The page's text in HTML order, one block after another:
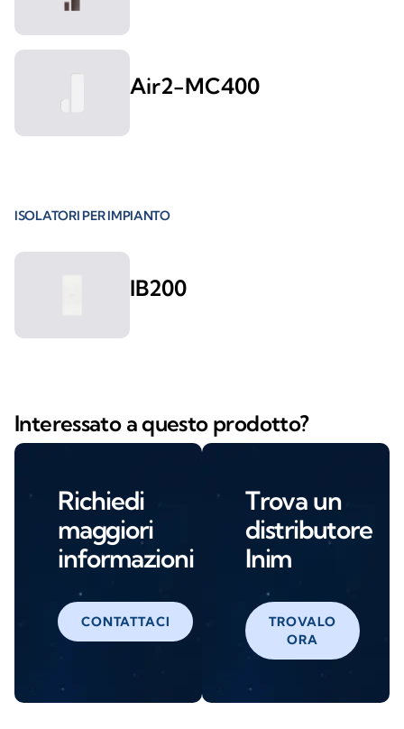
Air2-MC400
ISOLATORI PER IMPIANTO
IB200
Interessato a questo prodotto?
Richiedi
maggiori
informazioni
CONTATTACI
Trova un
distributore
Inim
TROVALO
ORA